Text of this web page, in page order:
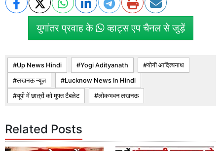
युगांतर प्रवाह के व्हाट्स एप चैनल से जुड़ें
Up News Hindi Yogi Adityanath योगी आदित्यनाथ
लखनऊ न्यूज़ Lucknow News In Hindi
यूपी में छात्रों को मुफ्त टैबलेट लोकभवन लखनऊ
Related Posts